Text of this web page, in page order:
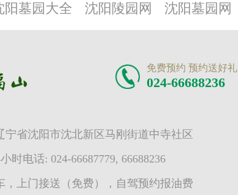
阳墓园大全 沈阳陵园网 沈阳墓园网
免费预约 预约送好礼
024-66688236
宁省沈阳市沈北新区马刚街道中寺社区
时电话: 024-66687779, 66688236
，上门接送（免费），自驾预约报油费